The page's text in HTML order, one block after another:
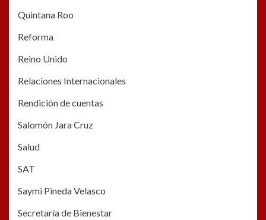
Quintana Roo
Reforma
Reino Unido
Relaciones Internacionales
Rendición de cuentas
Salomón Jara Cruz
Salud
SAT
Saymi Pineda Velasco
Secretaría de Bienestar